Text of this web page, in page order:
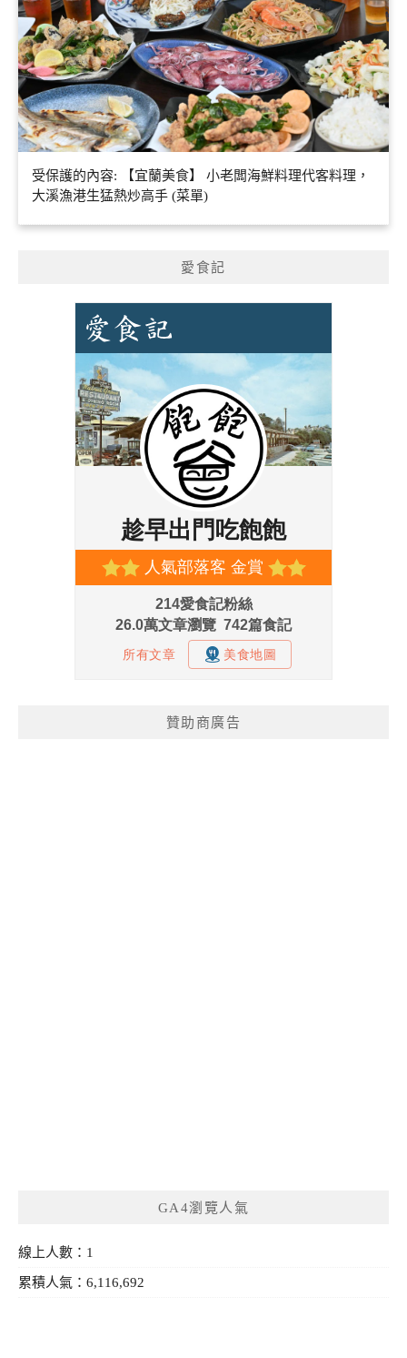
受保護的內容: 【宜蘭美食】 小老闆海鮮料理代客料理，
大溪漁港生猛熱炒高手 (菜單)
愛食記
贊助商廣告
GA4瀏覽人氣
線上人數：1
累積人氣：6,116,692